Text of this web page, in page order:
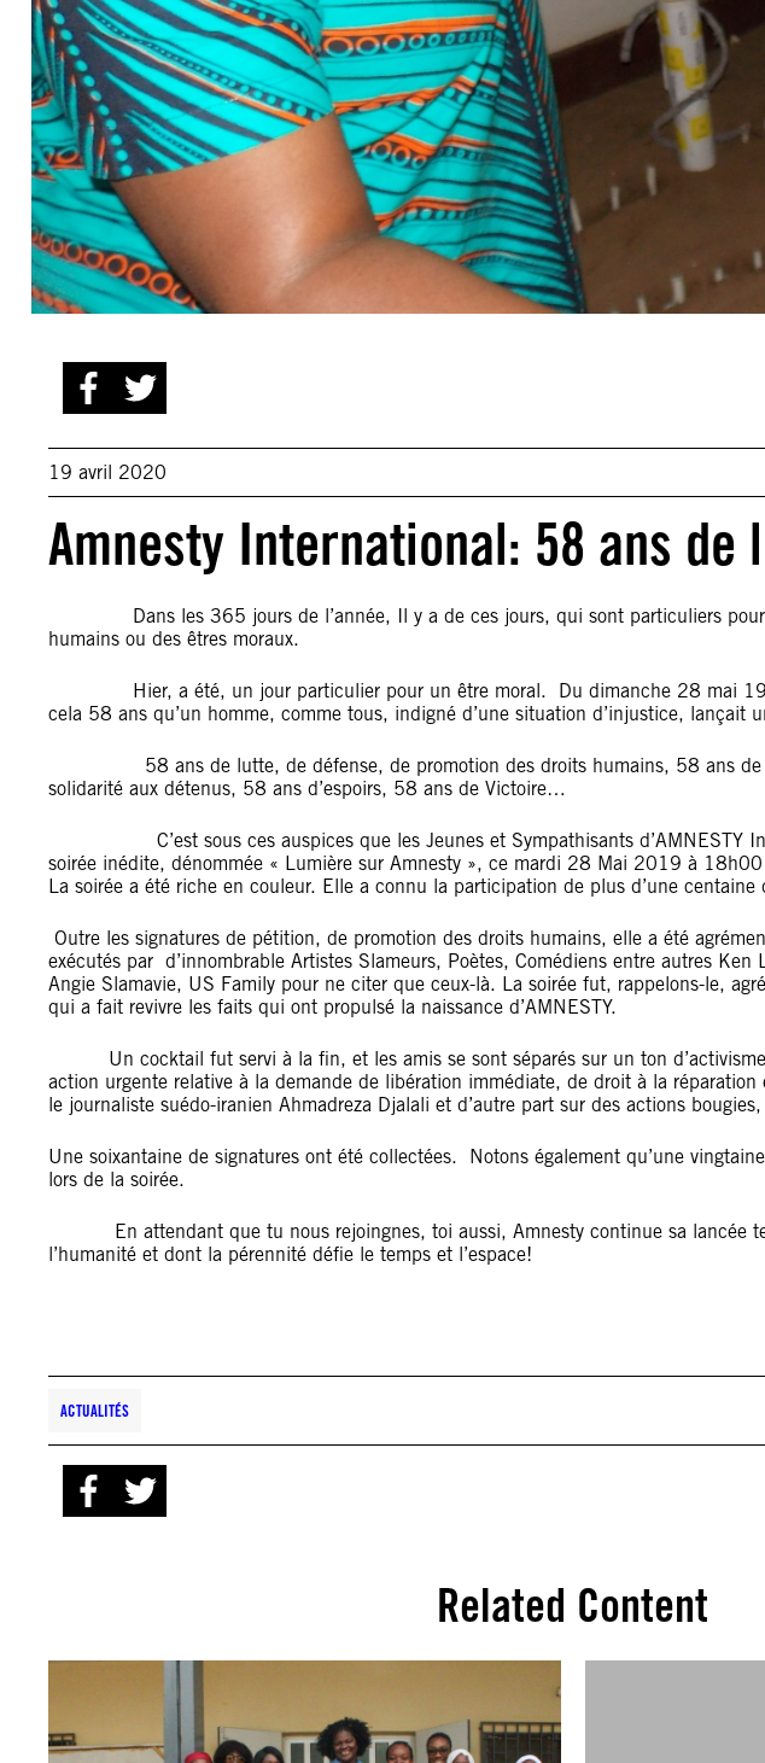
19 avril 2020
Amnesty International: 58 ans de
Dans les 365 jours de l’année, Il y a de ces jours, qui sont particuliers pour
humains ou des êtres moraux.
Hier, a été, un jour particulier pour un être moral. Du dimanche 28 mai
cela 58 ans qu’un homme, comme tous, indigné d’une situation d’injustice, lançait
58 ans de lutte, de défense, de promotion des droits humains, 58 ans de
solidarité aux détenus, 58 ans d’espoirs, 58 ans de Victoire…
C’est sous ces auspices que les Jeunes et Sympathisants d’AMNESTY
soirée inédite, dénommée « Lumière sur Amnesty », ce mardi 28 Mai 2019 à
La soirée a été riche en couleur. Elle a connu la participation de plus d’une centaine
Outre les signatures de pétition, de promotion des droits humains, elle a été
exécutés par d’innombrable Artistes Slameurs, Poètes, Comédiens entre autres
Angie Slamavie, US Family pour ne citer que ceux-là. La soirée fut, rappelons-le,
qui a fait revivre les faits qui ont propulsé la naissance d’AMNESTY.
Un cocktail fut servi à la fin, et les amis se sont séparés sur un ton d’activisme
action urgente relative à la demande de libération immédiate, de droit à la
le journaliste suédo-iranien Ahmadreza Djalali et d’autre part sur des actions
Une soixantaine de signatures ont été collectées. Notons également qu’une
lors de la soirée.
En attendant que tu nous rejoingnes, toi aussi, Amnesty continue sa lancée tel
l’humanité et dont la pérennité défie le temps et l’espace!
ACTUALITÉS
Related Content